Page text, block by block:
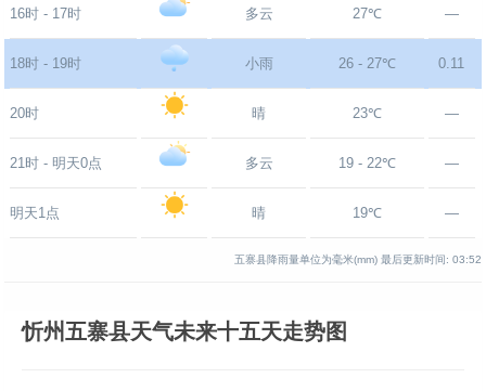
16时 - 17时 多云 27℃ —
18时 - 19时 小雨 26 - 27℃ 0.11
20时 晴 23℃ —
21时 - 明天0点 多云 19 - 22℃ —
明天1点 晴 19℃ —
五寨县降雨量单位为毫米(mm) 最后更新时间: 03:52
忻州五寨县天气未来十五天走势图